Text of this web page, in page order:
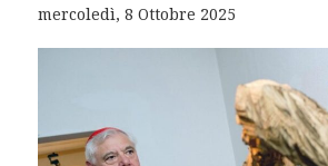
mercoledì, 8 Ottobre 2025